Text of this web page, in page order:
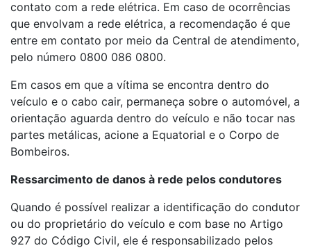
contato com a rede elétrica. Em caso de ocorrências
que envolvam a rede elétrica, a recomendação é que
entre em contato por meio da Central de atendimento,
pelo número 0800 086 0800.
Em casos em que a vítima se encontra dentro do
veículo e o cabo cair, permaneça sobre o automóvel, a
orientação aguarda dentro do veículo e não tocar nas
partes metálicas, acione a Equatorial e o Corpo de
Bombeiros.
Ressarcimento de danos à rede pelos condutores
Quando é possível realizar a identificação do condutor
ou do proprietário do veículo e com base no Artigo
927 do Código Civil, ele é responsabilizado pelos